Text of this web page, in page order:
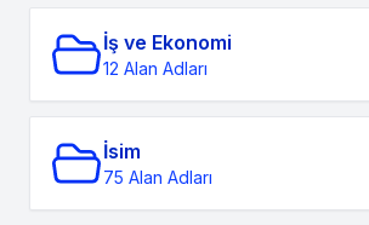
İş ve Ekonomi
12 Alan Adları
İsim
75 Alan Adları